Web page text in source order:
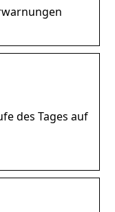
des Tages auf